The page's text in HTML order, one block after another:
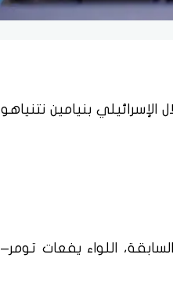
الإسرائيلي بنيامين نتنياهو
اللواء يفعات تومر–